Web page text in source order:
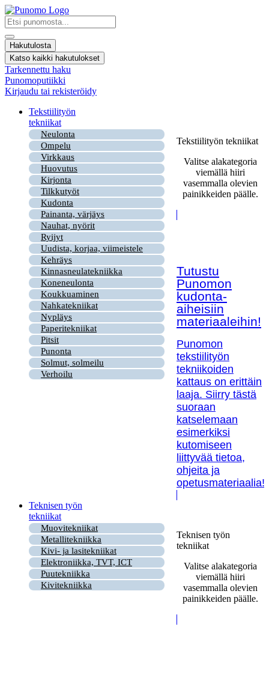
Mene
sisältöön
Search
...
Hakutulosta
Katso kaikki hakutulokset
Tarkennettu haku
Punomoputiikki
Kirjaudu tai rekisteröidy
Tekstiilityön
tekniikat
Neulonta
Ompelu
Virkkaus
Huovutus
Kirjonta
Tilkkutyöt
Kudonta
Painanta, värjäys
Nauhat, nyörit
Ryijyt
Uudista, korjaa, viimeistele
Kehräys
Kinnasneulatekniikka
Koneneulonta
Koukkuaminen
Nahkatekniikat
Nypläys
Paperitekniikat
Pitsit
Punonta
Solmut, solmeilu
Verhoilu
Tekstiilityön tekniikat
Valitse alakategoria
viemällä hiiri
vasemmalla olevien
painikkeiden päälle.
Tutustu
Punomon
kudonta-
aiheisiin
materiaaleihin!
Punomon
tekstiilityön
tekniikoiden
kattaus on erittäin
laaja. Siirry tästä
suoraan
katselemaan
esimerkiksi
kutomiseen
liittyvää tietoa,
ohjeita ja
opetusmateriaalia!
Teknisen työn
tekniikat
Muovitekniikat
Metallitekniikka
Kivi- ja lasitekniikat
Elektroniikka, TVT, ICT
Puutekniikka
Kivitekniikka
Teknisen työn
tekniikat
Valitse alakategoria
viemällä hiiri
vasemmalla olevien
painikkeiden päälle.